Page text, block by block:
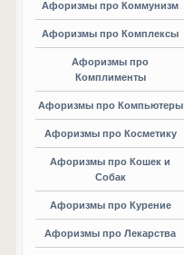
Афоризмы про Коммунизм
Афоризмы про Комплексы
Афоризмы про
Комплименты
Афоризмы про Компьютеры
Афоризмы про Косметику
Афоризмы про Кошек и
Собак
Афоризмы про Курение
Афоризмы про Лекарства